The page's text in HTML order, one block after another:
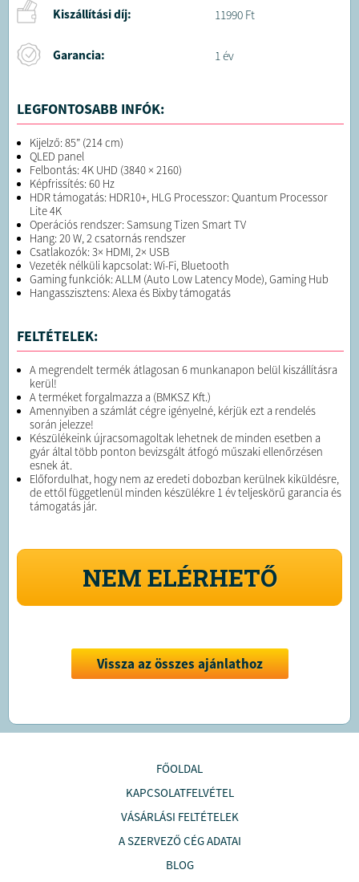
Kiszállítási díj: 11990 Ft
Garancia: 1 év
LEGFONTOSABB INFÓK:
Kijelző: 85” (214 cm)
QLED panel
Felbontás: 4K UHD (3840 × 2160)
Képfrissítés: 60 Hz
HDR támogatás: HDR10+, HLG Processzor: Quantum Processor
Lite 4K
Operációs rendszer: Samsung Tizen Smart TV
Hang: 20 W, 2 csatornás rendszer
Csatlakozók: 3× HDMI, 2× USB
Vezeték nélküli kapcsolat: Wi-Fi, Bluetooth
Gaming funkciók: ALLM (Auto Low Latency Mode), Gaming Hub
Hangasszisztens: Alexa és Bixby támogatás
FELTÉTELEK:
A megrendelt termék átlagosan 6 munkanapon belül kiszállításra
kerül!
A terméket forgalmazza a (BMKSZ Kft.)
Amennyiben a számlát cégre igényelné, kérjük ezt a rendelés
során jelezze!
Készülékeink újracsomagoltak lehetnek de minden esetben a
gyár által több ponton bevizsgált átfogó műszaki ellenőrzésen
esnek át.
Előfordulhat, hogy nem az eredeti dobozban kerülnek kiküldésre,
de ettől függetlenül minden készülékre 1 év teljeskörű garancia és
támogatás jár.
NEM ELÉRHETŐ
Vissza az összes ajánlathoz
FŐOLDAL
KAPCSOLATFELVÉTEL
VÁSÁRLÁSI FELTÉTELEK
A SZERVEZŐ CÉG ADATAI
BLOG